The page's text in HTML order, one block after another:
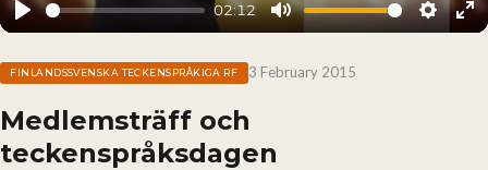
Play
02:12
Mute
FINLANDSSVENSKA TECKENSPRÅKIGA RF 3 February 2015
Medlemsträff och
teckenspråksdagen